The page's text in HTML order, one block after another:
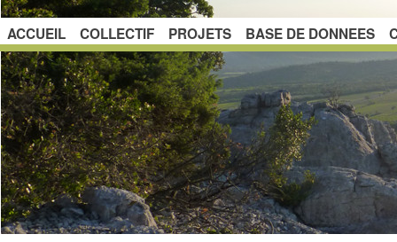
ACCUEIL COLLECTIF PROJETS BASE DE DONNEES